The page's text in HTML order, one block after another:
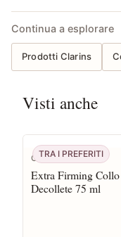
Continua a esplorare
Prodotti Clarins
Visti anche
TRA I PREFERITI
Clarins
Extra Firming
Decollete 75 ml